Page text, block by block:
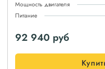
Мощность двигателя
Питание
92 940 руб